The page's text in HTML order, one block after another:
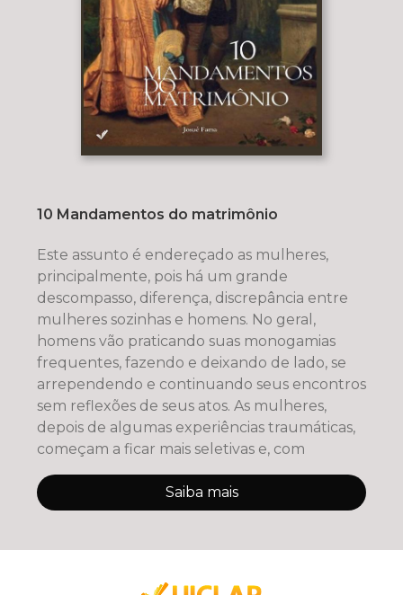
10 Mandamentos do matrimônio
Este assunto é endereçado as mulheres,
principalmente, pois há um grande
descompasso, diferença, discrepância entre
mulheres sozinhas e homens. No geral,
homens vão praticando suas monogamias
frequentes, fazendo e deixando de lado, se
arrependendo e continuando seus encontros
sem reflexões de seus atos. As mulheres,
depois de algumas experiências traumáticas,
começam a ficar mais seletivas e, com
Saiba mais